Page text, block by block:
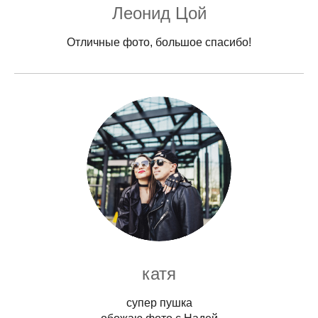
Леонид Цой
Отличные фото, большое спасибо!
катя
супер пушка